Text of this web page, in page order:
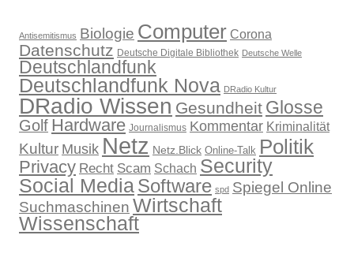
Antisemitismus Biologie Computer Corona
Datenschutz Deutsche Digitale Bibliothek Deutsche Welle
Deutschlandfunk
Deutschlandfunk Nova DRadio Kultur
DRadio Wissen Gesundheit Glosse
Golf Hardware Journalismus Kommentar Kriminalität
Kultur Musik Netz Netz.Blick Online-Talk Politik
Privacy Recht Scam Schach Security
Social MediaSoftware spd Spiegel Online
Suchmaschinen Wirtschaft
Wissenschaft